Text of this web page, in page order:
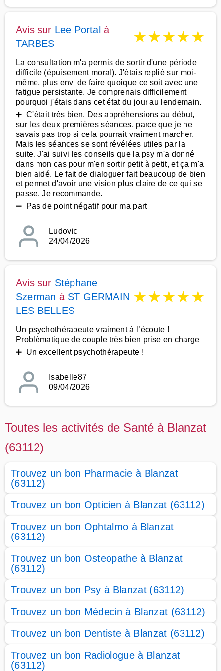
Avis sur Lee Portal à
TARBES
★★★★★
La consultation m'a permis de sortir d'une période
difficile (épuisement moral). J'étais replié sur moi-
même, plus envi de faire quoique ce soit avec une
fatigue persistante. Je comprenais difficilement
pourquoi j'étais dans cet état du jour au lendemain.
➕ C'était très bien. Des appréhensions au début,
sur les deux premières séances, parce que je ne
savais pas trop si cela pourrait vraiment marcher.
Mais les séances se sont révélées utiles par la
suite. J'ai suivi les conseils que la psy m'a donné
dans mon cas pour m'en sortir petit à petit, et ça m'a
bien aidé. Le fait de dialoguer fait beaucoup de bien
et permet d'avoir une vision plus claire de ce qui se
passe. Je recommande.
➖ Pas de point négatif pour ma part
Ludovic
24/04/2026
Avis sur Stéphane
Szerman à ST GERMAIN
LES BELLES
★★★★★
Un psychothérapeute vraiment à l’écoute !
Problématique de couple très bien prise en charge
➕ Un excellent psychothérapeute !
Isabelle87
09/04/2026
Toutes les activités de Santé à Blanzat
(63112)
Trouvez un bon Pharmacie à Blanzat
(63112)
Trouvez un bon Opticien à Blanzat (63112)
Trouvez un bon Ophtalmo à Blanzat
(63112)
Trouvez un bon Osteopathe à Blanzat
(63112)
Trouvez un bon Psy à Blanzat (63112)
Trouvez un bon Médecin à Blanzat (63112)
Trouvez un bon Dentiste à Blanzat (63112)
Trouvez un bon Radiologue à Blanzat
(63112)